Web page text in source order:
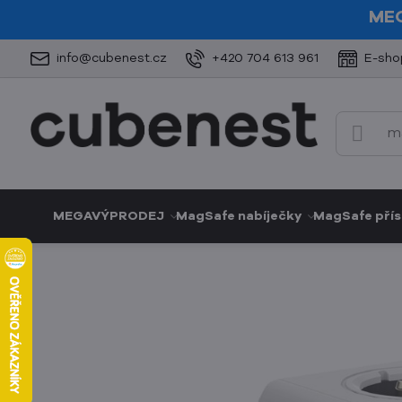
info@cubenest.cz +420 704 613 961 E-
MEGAVÝPRODEJ MagSafe nabíječky MagSafe